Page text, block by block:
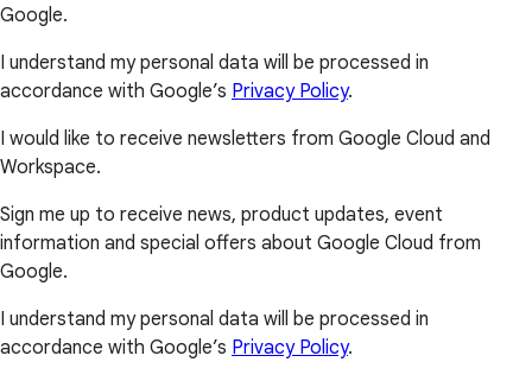
Google.
I understand my personal data will be processed in
accordance with Google’s Privacy Policy.
I would like to receive newsletters from Google Cloud and
Workspace.
Sign me up to receive news, product updates, event
information and special offers about Google Cloud from
Google.
I understand my personal data will be processed in
accordance with Google’s Privacy Policy.